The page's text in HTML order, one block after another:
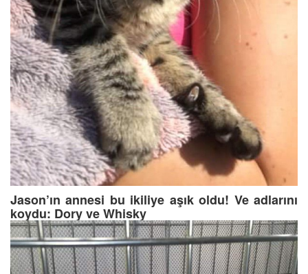
Jason’ın annesi bu ikiliye aşık oldu! Ve adlarını
koydu: Dory ve Whisky